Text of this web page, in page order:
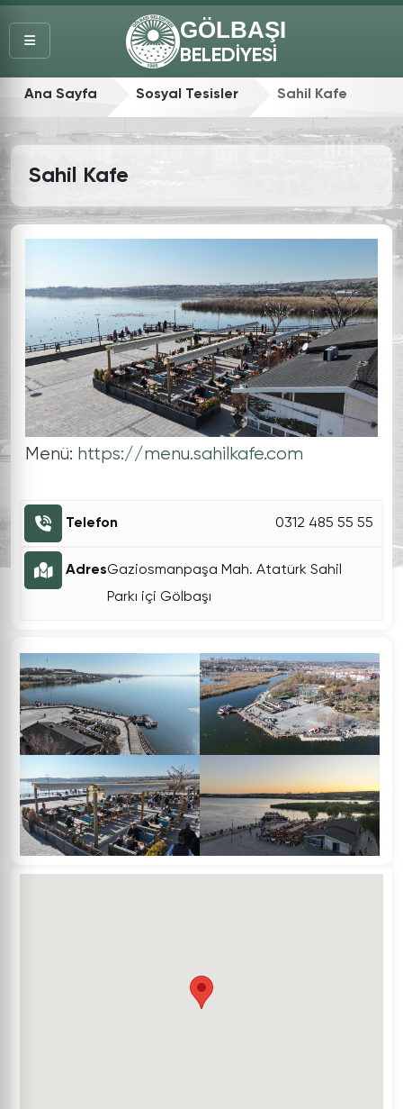
GÖLBAŞI
BELEDİYESİ
Ana Sayfa Sosyal Tesisler Sahil Kafe
Sahil Kafe
Menü: https://menu.sahilkafe.com
Telefon 0312 485 55 55
AdresGaziosmanpaşa Mah. Atatürk Sahil
Parkı içi Gölbaşı